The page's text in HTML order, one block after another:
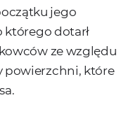
jego
którego dotarł
ze względu
powierzchni, które